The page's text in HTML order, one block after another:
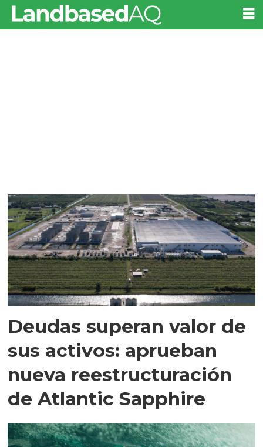
Deudas superan valor de
sus activos: aprueban
nueva reestructuración
de Atlantic Sapphire